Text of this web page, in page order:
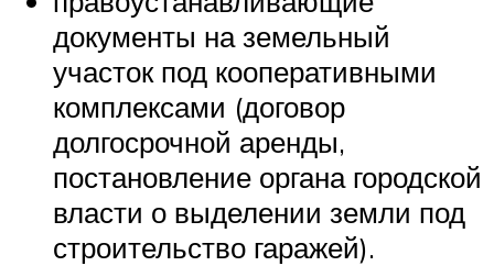
документы на земельный
участок под кооперативными
комплексами (договор
долгосрочной аренды,
постановление органа городской
власти о выделении земли под
строительство гаражей).